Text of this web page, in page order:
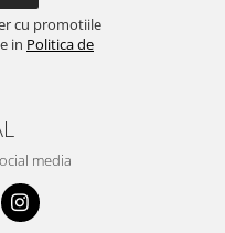
cu promotiile
in Politica de
media